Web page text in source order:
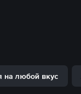
на любой вкус